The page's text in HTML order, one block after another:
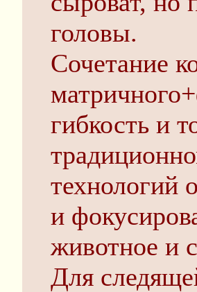
головы.
Сочетание
гибкость и
технологий
и
животное и
Для